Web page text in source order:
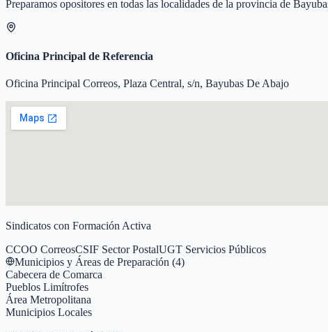
Preparamos opositores en todas las localidades de la provincia de
Oficina Principal de Referencia
Oficina Principal Correos, Plaza Central, s/n, Bayubas De Abajo
Sindicatos con Formación Activa
CCOO CorreosCSIF Sector PostalUGT Servicios Públicos
Municipios y Áreas de Preparación (4)
Cabecera de Comarca
Pueblos Limítrofes
Área Metropolitana
Municipios Locales